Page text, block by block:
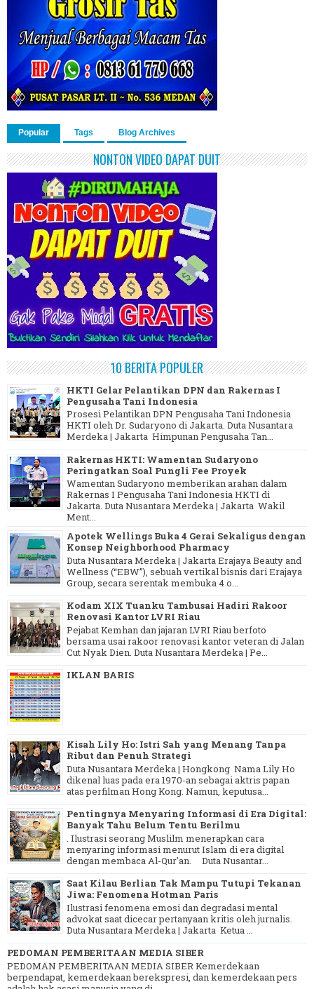
Popular Tags Blog Archives
NONTON VIDEO DAPAT DUIT
10 BERITA POPULER
HKTI Gelar Pelantikan DPN dan Rakernas I
Pengusaha Tani Indonesia
Prosesi Pelantikan DPN Pengusaha Tani Indonesia
HKTI oleh Dr. Sudaryono di Jakarta. Duta Nusantara
Merdeka | Jakarta Himpunan Pengusaha Tan...
Rakernas HKTI: Wamentan Sudaryono
Peringatkan Soal Pungli Fee Proyek
Wamentan Sudaryono memberikan arahan dalam
Rakernas I Pengusaha Tani Indonesia HKTI di
Jakarta. Duta Nusantara Merdeka | Jakarta Wakil
Ment...
Apotek Wellings Buka 4 Gerai Sekaligus dengan
Konsep Neighborhood Pharmacy
Duta Nusantara Merdeka | Jakarta Erajaya Beauty and
Wellness (“EBW”), sebuah vertikal bisnis dari Erajaya
Group, secara serentak membuka 4 o...
Kodam XIX Tuanku Tambusai Hadiri Rakoor
Renovasi Kantor LVRI Riau
Pejabat Kemhan dan jajaran LVRI Riau berfoto
bersama usai rakoor renovasi kantor veteran di Jalan
Cut Nyak Dien. Duta Nusantara Merdeka | Pe...
IKLAN BARIS
Kisah Lily Ho: Istri Sah yang Menang Tanpa
Ribut dan Penuh Strategi
Duta Nusantara Merdeka | Hongkong Nama Lily Ho
dikenal luas pada era 1970-an sebagai aktris papan
atas perfilman Hong Kong. Namun, keputusa...
Pentingnya Menyaring Informasi di Era Digital:
Banyak Tahu Belum Tentu Berilmu
. Ilustrasi seorang Muslilm menerapkan cara
menyaring informasi menurut Islam di era digital
dengan membaca Al-Qur'an. Duta Nusantar...
Saat Kilau Berlian Tak Mampu Tutupi Tekanan
Jiwa: Fenomena Hotman Paris
Ilustrasi fenomena emosi dan degradasi mental
advokat saat dicecar pertanyaan kritis oleh jurnalis.
Duta Nusantara Merdeka | Jakarta Ketua ...
PEDOMAN PEMBERITAAN MEDIA SIBER
PEDOMAN PEMBERITAAN MEDIA SIBER Kemerdekaan
berpendapat, kemerdekaan berekspresi, dan kemerdekaan pers